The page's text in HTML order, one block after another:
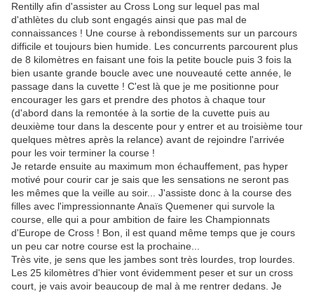
Rentilly afin d'assister au Cross Long sur lequel pas mal
d'athlètes du club sont engagés ainsi que pas mal de
connaissances ! Une course à rebondissements sur un parcours
difficile et toujours bien humide. Les concurrents parcourent plus
de 8 kilomètres en faisant une fois la petite boucle puis 3 fois la
bien usante grande boucle avec une nouveauté cette année, le
passage dans la cuvette ! C'est là que je me positionne pour
encourager les gars et prendre des photos à chaque tour
(d'abord dans la remontée à la sortie de la cuvette puis au
deuxième tour dans la descente pour y entrer et au troisième tour
quelques mètres après la relance) avant de rejoindre l'arrivée
pour les voir terminer la course !
Je retarde ensuite au maximum mon échauffement, pas hyper
motivé pour courir car je sais que les sensations ne seront pas
les mêmes que la veille au soir... J'assiste donc à la course des
filles avec l'impressionnante Anaïs Quemener qui survole la
course, elle qui a pour ambition de faire les Championnats
d'Europe de Cross ! Bon, il est quand même temps que je cours
un peu car notre course est la prochaine...
Très vite, je sens que les jambes sont très lourdes, trop lourdes.
Les 25 kilomètres d'hier vont évidemment peser et sur un cross
court, je vais avoir beaucoup de mal à me rentrer dedans. Je